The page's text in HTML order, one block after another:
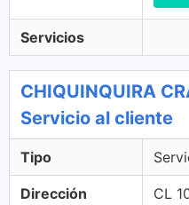
Servicios
CHIQUINQUIRA
Servicio al cliente
Tipo
Dirección
CL